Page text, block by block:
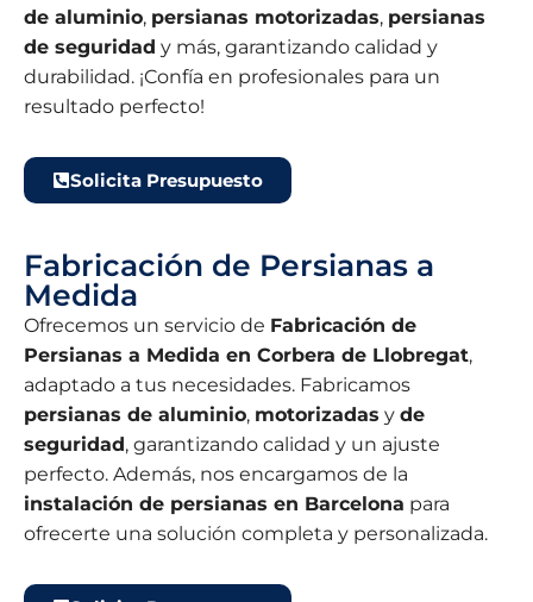
de aluminio, persianas motorizadas, persianas
de seguridad y más, garantizando calidad y
durabilidad. ¡Confía en profesionales para un
resultado perfecto!
Solicita Presupuesto
Fabricación de Persianas a
Medida
Ofrecemos un servicio de Fabricación de
Persianas a Medida en Corbera de Llobregat,
adaptado a tus necesidades. Fabricamos
persianas de aluminio, motorizadas y de
seguridad, garantizando calidad y un ajuste
perfecto. Además, nos encargamos de la
instalación de persianas en Barcelona para
ofrecerte una solución completa y personalizada.